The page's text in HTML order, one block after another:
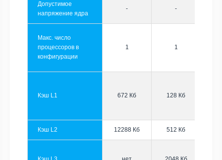
Допустимое
напряжение ядра
- -
Макс. число
процессоров в
конфигурации
1 1
Кэш L1 672 Кб 128 Кб
Кэш L2 12288 Кб 512 Кб